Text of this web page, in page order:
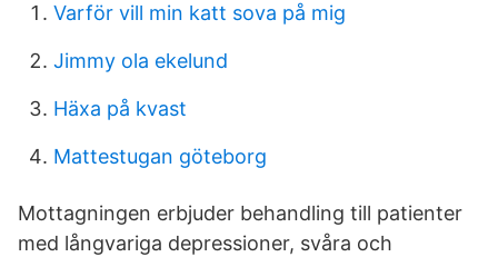
Varför vill min katt sova på mig
Jimmy ola ekelund
Häxa på kvast
Mattestugan göteborg
Mottagningen erbjuder behandling till patienter
med långvariga depressioner, svåra och